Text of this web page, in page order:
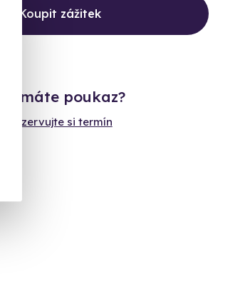
Koupit zážitek
Již máte poukaz?
Rezervujte si termín